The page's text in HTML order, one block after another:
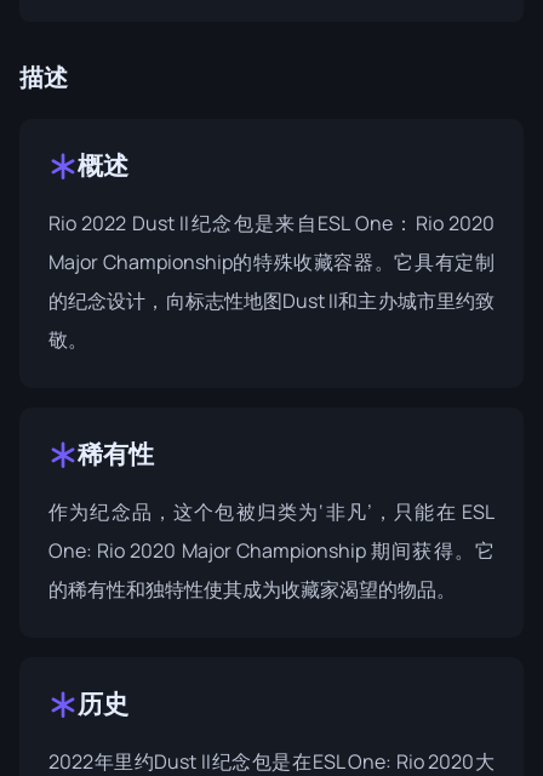
描述
概述
Rio 2022 Dust II纪念包是来自ESL One：Rio 2020
Major Championship的特殊收藏容器。它具有定制
的纪念设计，向标志性地图Dust II和主办城市里约致
敬。
稀有性
作为纪念品，这个包被归类为‘非凡’，只能在 ESL
One: Rio 2020 Major Championship 期间获得。它
的稀有性和独特性使其成为收藏家渴望的物品。
历史
2022年里约Dust II纪念包是在ESL One: Rio 2020大